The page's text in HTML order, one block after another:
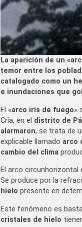
La aparición de un
temor entre los
catalogado como un
e inundaciones que
El «arco iris de fuego»
Cría, en el distrito de
alarmaron, se trata de
explicable llamado arco
cambio del clima
El arco circunhorizontal
Se produce por la
hielo presente en
Este fenómeno es
cristales de hielo